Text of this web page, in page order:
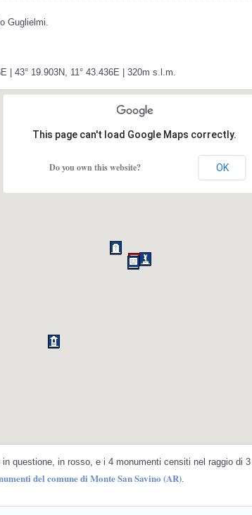
Guglielmi.
| 43° 19.903N, 11° 43.436E | 320m s.l.m.
This page can't load Google Maps correctly.
Do you own this website? OK
questione, in rosso, e i 4 monumenti censiti nel raggio di 3
del comune di Monte San Savino (AR)